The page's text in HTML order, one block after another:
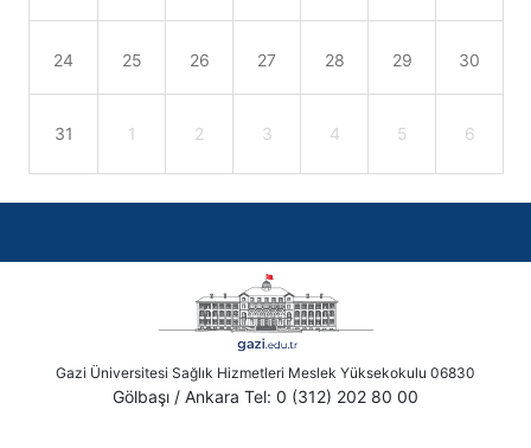
24 25 26 27 28 29 30
31 1 2 3 4 5 6
Gazi Üniversitesi Sağlık Hizmetleri Meslek Yüksekokulu 06830
Gölbaşı / Ankara Tel: 0 (312) 202 80 00